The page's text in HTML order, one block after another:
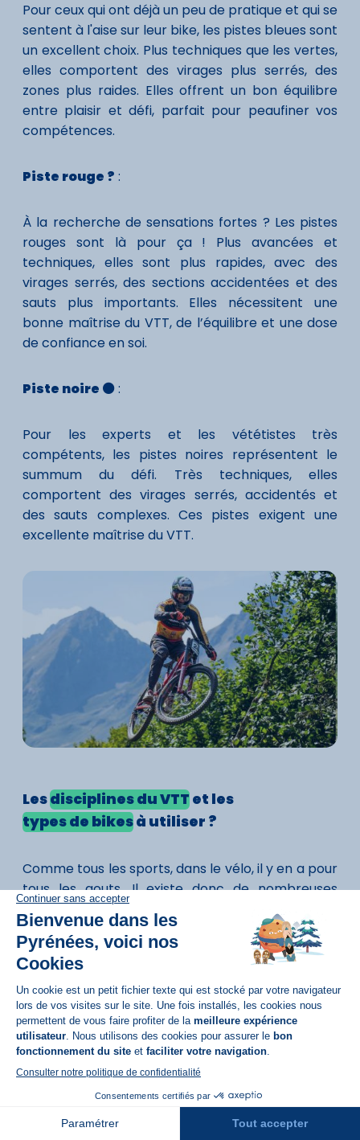
Réservation
Pour ceux qui ont déjà un peu de pratique et qui se
sentent à l'aise sur leur bike, les pistes bleues sont
un excellent choix. Plus techniques que les vertes,
elles comportent des virages plus serrés, des
zones plus raides. Elles offrent un bon équilibre
entre plaisir et défi, parfait pour peaufiner vos
compétences.
Piste rouge ? :
À la recherche de sensations fortes ? Les pistes
rouges sont là pour ça ! Plus avancées et
techniques, elles sont plus rapides, avec des
virages serrés, des sections accidentées et des
sauts plus importants. Elles nécessitent une
bonne maîtrise du VTT, de l’équilibre et une dose
de confiance en soi.
Piste noire ⚫:
Pour les experts et les vététistes très
compétents, les pistes noires représentent le
summum du défi. Très techniques, elles
comportent des virages serrés, accidentés et
des sauts complexes. Ces pistes exigent une
excellente maîtrise du VTT.
Lesdisciplines du VTTet les
types de bikesà utiliser ?
Comme tous les sports, dans le vélo, il y en a pour
tous les gouts. Il existe donc de nombreuses
disciplines de VTT :
Downhill (Descente) :
Pour les amateurs
de sensations fortes. Les pistes de downhill
sont parfaites. Le type de bike à utiliser est un
vélo avec des suspensions à long
débattement et une géométrie stable.
Enduro :Correspond à la combinaison de
montées et de descentes sur des parcours
variés. Il vous faudra un vélo robuste qui
permet d'avoir du rythme en montant